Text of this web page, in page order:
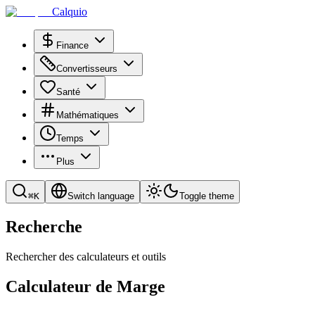
Calquio
Finance
Convertisseurs
Santé
Mathématiques
Temps
Plus
⌘K Switch language Toggle theme
Recherche
Rechercher des calculateurs et outils
Calculateur de Marge